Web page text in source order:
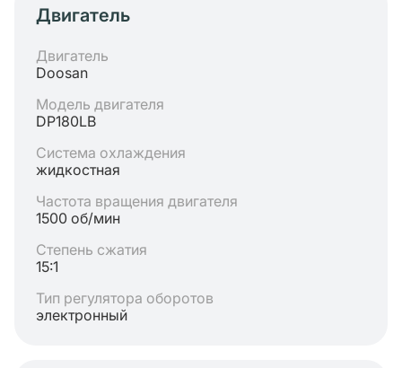
Двигатель
Двигатель
Doosan
Модель двигателя
DP180LB
Система охлаждения
жидкостная
Частота вращения двигателя
1500 об/мин
Степень сжатия
15:1
Тип регулятора оборотов
электронный